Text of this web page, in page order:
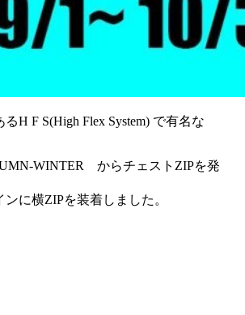
H F S(High Flex System) で有名な
WINTER からチェストZIPを発
に横ZIPを装着しました。